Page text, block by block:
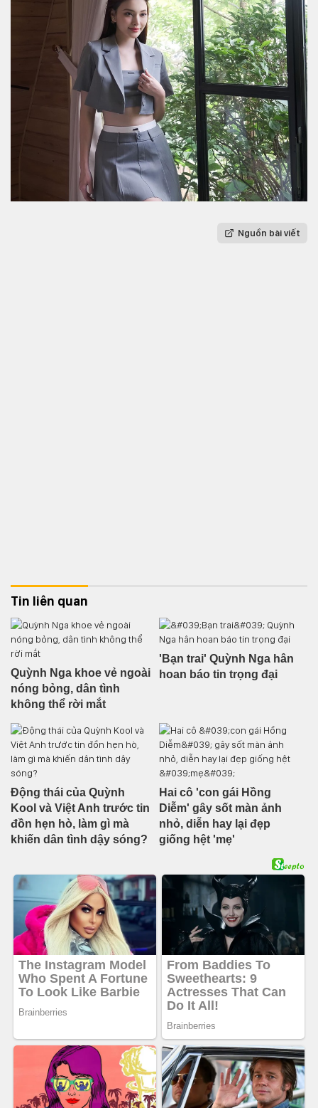
Nguồn bài viết
Tin liên quan
Quỳnh Nga khoe vẻ ngoài
nóng bỏng, dân tình
không thể rời mắt
'Bạn trai' Quỳnh Nga hân
hoan báo tin trọng đại
Động thái của Quỳnh
Kool và Việt Anh trước tin
đồn hẹn hò, làm gì mà
khiến dân tình dậy sóng?
Hai cô 'con gái Hồng
Diễm' gây sốt màn ảnh
nhỏ, diễn hay lại đẹp
giống hệt 'mẹ'